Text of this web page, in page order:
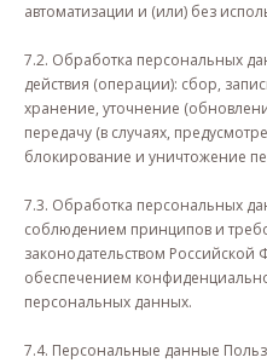
автоматизации и (или) без
7.2. Обработка персональных
действия (операции): сбор,
хранение, уточнение
передачу (в случаях,
блокирование и уничтожение
7.3. Обработка персональных
соблюдением принципов и
законодательством Российской
обеспечением
персональных данных.
7.4. Персональные данные